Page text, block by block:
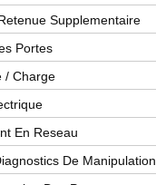
Supplementaire
Portes
/ Charge
En Reseau
De Manipulation